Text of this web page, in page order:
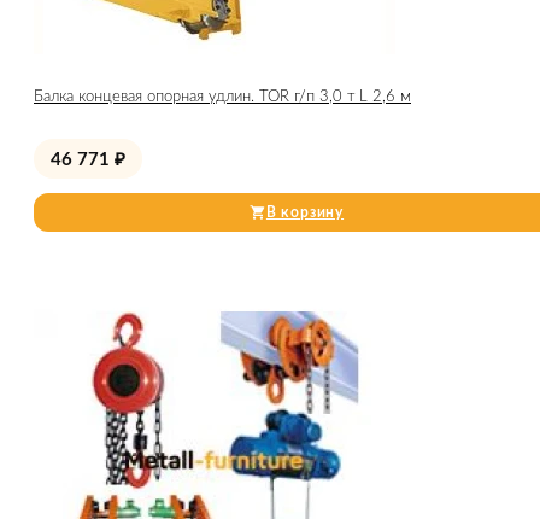
Балка концевая опорная удлин. TOR г/п 3,0 т L 2,6 м
46 771 ₽
В корзину